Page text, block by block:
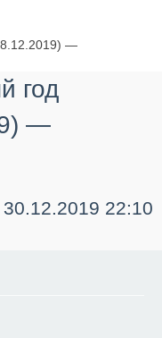
—
год
—
30.12.2019 22:10